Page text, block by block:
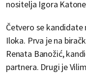
nositelja Igora
Četvero se
Iloka. Prva je na
Renata Banožić,
partnera. Drugi je